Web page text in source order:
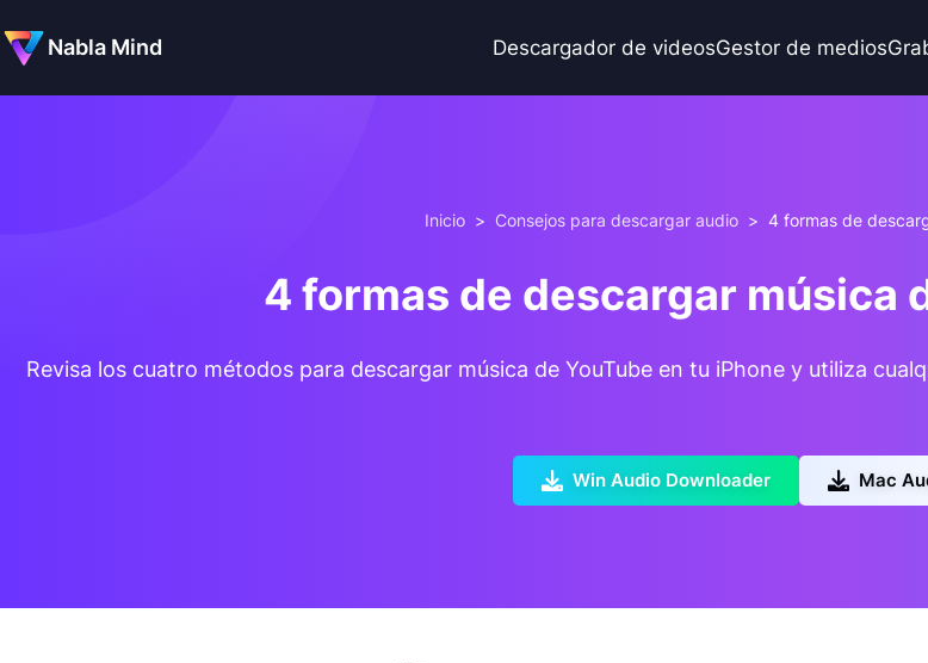
Nabla Mind Descargador de videosGestor de medios
Inicio > Consejos para descargar audio > 4 formas de
4 formas de descargar música
Revisa los cuatro métodos para descargar música de YouTube en tu iPhone y utiliza
Win Audio Downloader Mac